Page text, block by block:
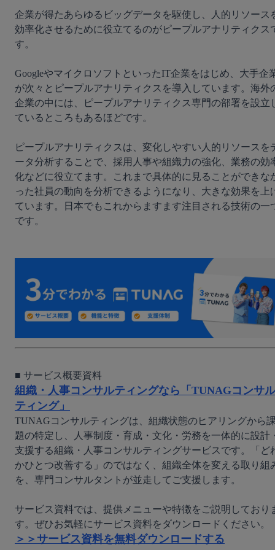
企業が得たあらゆるビッグデータを駆使し、人的リソース
効率化させるために役立てるのがピープルアナリティクス
す。
GoogleやマイクロソフトといったIT企業をはじめ、大手企
が次々とピープルアナリティクスを導入しています。海外
企業の中には、ピープルアナリティクス専門の部署を設立
ているところもあるほどです。
ピープルアナリティクスは、変化しやすい人的リソースを
ータ分析することで、採用人事や組織力の強化、業務の効
化などに役立てます。これまで具体的に見ることができな
った社員の動向を分析できるようになり、大きな効果を上
ています。日本でもこれからますます注目される技術の一
です。
組織・人事コンサルティングなら「TUNAGコンサル
ティング」
TUNAGコンサルティングは、組織状態のヒアリングから
題の特定し、人事制度・育成・文化・労務を一体的に設計
支援する組織・人事コンサルティングサービスです。「ど
かひとつ改善する」のではなく、組織全体を変える取り組
を、専門コンサルタントが並走してご支援します。
サービス資料では、提供メニューや特徴をご説明しており
＞＞サービス資料を無料ダウンロードする